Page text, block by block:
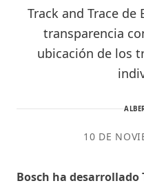
Track and Trace
transparencia
ubicación de los
10 DE
Bosch ha desarrollado